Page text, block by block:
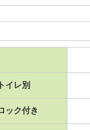
イレ別
ック付き